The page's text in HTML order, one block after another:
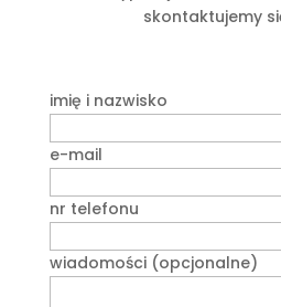
skontaktujemy
imię i nazwisko
e-mail
nr telefonu
wiadomości (opcjonalne)